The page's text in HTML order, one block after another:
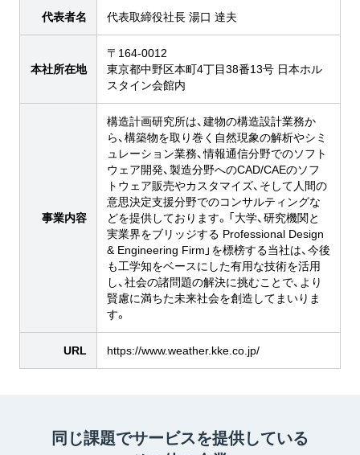
代表者名 代表取締役社長 湯口 達夫
本社所在地
〒164-0012
東京都中野区本町4丁目38番13号 日本ホル
スタイン会館内
事業内容
構造計画研究所は、建物の構造設計業務か
ら、構築物を取り巻く自然現象の解析やシミ
ュレーション業務、情報通信分野でのソフト
ウェア開発、製造分野へのCAD/CAEのソフ
トウェア販売やカスタマイズ、そして人間の
意思決定支援分野でのコンサルティングな
どを提供しております。「大学、研究機関と
実業界をブリッジする Professional Design
& Engineering Firm」を標榜する当社は、今後
も工学知をベースにした有用な技術を活用
し、社会の諸問題の解決に挑むことで、より
賢慮に満ちた未来社会を創造してまいりま
す。
URL https://www.weather.kke.co.jp/
同じ課題でサービスを提供している